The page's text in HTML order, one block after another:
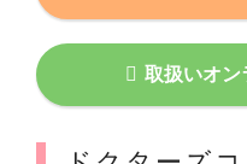
取扱いオン